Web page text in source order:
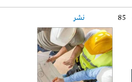
نشر 85